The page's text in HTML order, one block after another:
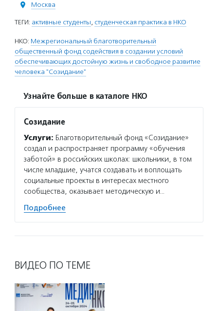
Москва
ТЕГИ: активные студенты, студенческая практика в НКО
НКО: Межрегиональный благотворительный
общественный фонд содействия в создании условий
обеспечивающих достойную жизнь и свободное развитие
человека "Созидание"
Узнайте больше в каталоге НКО
Созидание
Услуги: Благотворительный фонд «Созидание»
создал и распространяет программу «обучения
заботой» в российских школах: школьники, в том
числе младшие, учатся создавать и воплощать
социальные проекты в интересах местного
сообщества, оказывает методическую и…
Подробнее
ВИДЕО ПО ТЕМЕ